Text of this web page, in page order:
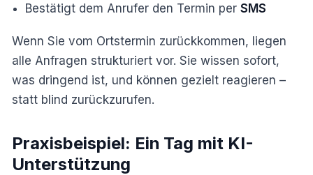
Bestätigt dem Anrufer den Termin perSMS
Wenn Sie vom Ortstermin zurückkommen, liegen
alle Anfragen strukturiert vor. Sie wissen sofort,
was dringend ist, und können gezielt reagieren –
statt blind zurückzurufen.
Praxisbeispiel: Ein Tag mit KI-
Unterstützung